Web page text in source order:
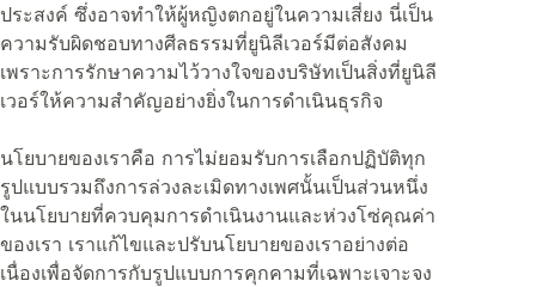
ประสงค์ ซึ่งอาจทำให้ผู้หญิงตกอยู่ในความเสี่ยง นี่เป็น
ความรับผิดชอบทางศีลธรรมที่ยูนิลีเวอร์มีต่อสังคม
เพราะการรักษาความไว้วางใจของบริษัทเป็นสิ่งที่ยูนิลี
เวอร์ให้ความสำคัญอย่างยิ่งในการดำเนินธุรกิจ
นโยบายของเราคือ การไม่ยอมรับการเลือกปฏิบัติทุก
รูปแบบรวมถึงการล่วงละเมิดทางเพศนั้นเป็นส่วนหนึ่ง
ในนโยบายที่ควบคุมการดำเนินงานและห่วงโซ่คุณค่า
ของเรา เราแก้ไขและปรับนโยบายของเราอย่างต่อ
เนื่องเพื่อจัดการกับรูปแบบการคุกคามที่เฉพาะเจาะจง